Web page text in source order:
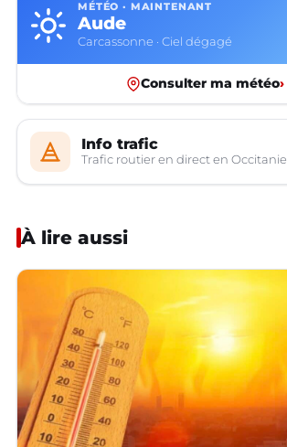
MÉTÉO · MAINTENANT
Aude
Carcassonne · Ciel dégagé
Consulter ma météo›
Info trafic
Trafic routier en direct en Occitanie
À lire aussi